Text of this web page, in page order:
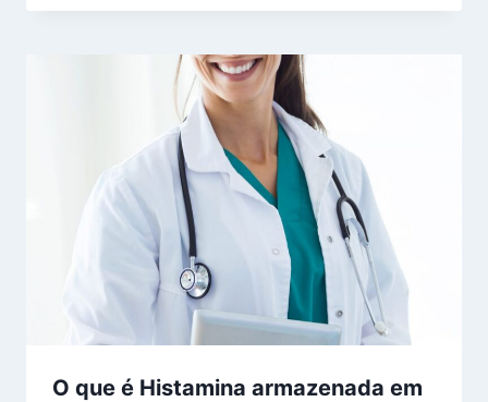
O que é Histamina armazenada em